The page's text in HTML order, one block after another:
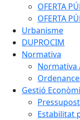
OFERTA
OFERTA
Urbanisme
DUPROCIM
Normativa
Normativa
Gestió
Estabilitat